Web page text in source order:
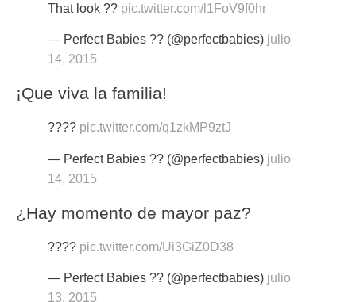
That look ?? pic.twitter.com/l1FoV9f0hr
— Perfect Babies ?? (@perfectbabies) julio
14, 2015
¡Que viva la familia!
???? pic.twitter.com/q1zkMP9ztJ
— Perfect Babies ?? (@perfectbabies) julio
14, 2015
¿Hay momento de mayor paz?
???? pic.twitter.com/Ui3GiZ0D38
— Perfect Babies ?? (@perfectbabies) julio
13, 2015